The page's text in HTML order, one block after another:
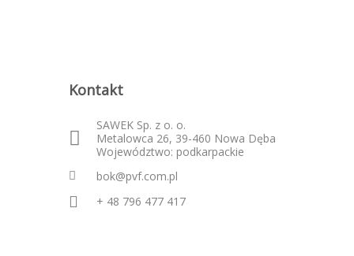
Kontakt
SAWEK Sp. z o. o.
Metalowca 26, 39-460 Nowa Dęba
Województwo: podkarpackie
bok@pvf.com.pl
+ 48 796 477 417